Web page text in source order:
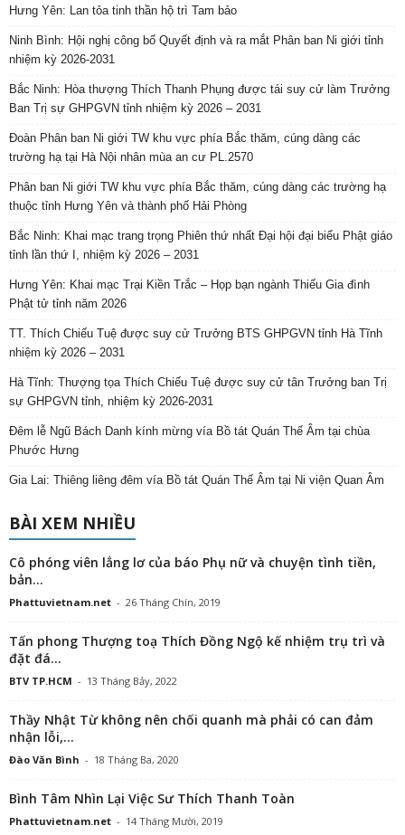
Hưng Yên: Lan tỏa tinh thần hộ trì Tam bảo
Ninh Bình: Hội nghị công bố Quyết định và ra mắt Phân ban Ni giới tỉnh
nhiệm kỳ 2026-2031
Bắc Ninh: Hòa thượng Thích Thanh Phụng được tái suy cử làm Trưởng
Ban Trị sự GHPGVN tỉnh nhiệm kỳ 2026 – 2031
Đoàn Phân ban Ni giới TW khu vực phía Bắc thăm, cúng dàng các
trường hạ tại Hà Nội nhân mùa an cư PL.2570
Phân ban Ni giới TW khu vực phía Bắc thăm, cúng dàng các trường hạ
thuộc tỉnh Hưng Yên và thành phố Hải Phòng
Bắc Ninh: Khai mạc trang trọng Phiên thứ nhất Đại hội đại biểu Phật giáo
tỉnh lần thứ I, nhiệm kỳ 2026 – 2031
Hưng Yên: Khai mạc Trại Kiền Trắc – Họp bạn ngành Thiếu Gia đình
Phật tử tỉnh năm 2026
TT. Thích Chiếu Tuệ được suy cử Trưởng BTS GHPGVN tỉnh Hà Tĩnh
nhiệm kỳ 2026 – 2031
Hà Tĩnh: Thượng tọa Thích Chiếu Tuệ được suy cử tân Trưởng ban Trị
sự GHPGVN tỉnh, nhiệm kỳ 2026-2031
Đêm lễ Ngũ Bách Danh kính mừng vía Bồ tát Quán Thế Âm tại chùa
Phước Hưng
Gia Lai: Thiêng liêng đêm vía Bồ tát Quán Thế Âm tại Ni viện Quan Âm
BÀI XEM NHIỀU
Cô phóng viên lẳng lơ của báo Phụ nữ và chuyện tình tiền,
bản...
Phattuvietnam.net - 26 Tháng Chín, 2019
Tấn phong Thượng toạ Thích Đồng Ngộ kế nhiệm trụ trì và
đặt đá...
BTV TP.HCM - 13 Tháng Bảy, 2022
Thầy Nhật Từ không nên chối quanh mà phải có can đảm
nhận lỗi,...
Đào Văn Bình - 18 Tháng Ba, 2020
Bình Tâm Nhìn Lại Việc Sư Thích Thanh Toàn
Phattuvietnam.net - 14 Tháng Mười, 2019